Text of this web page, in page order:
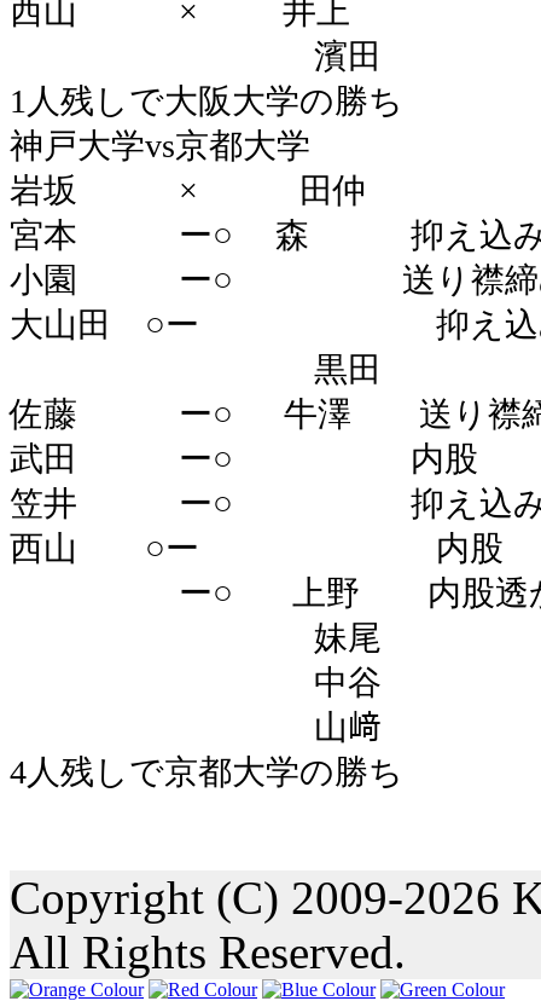
西山 × 井上
濱田
1人残しで大阪大学の勝ち
神戸大学vs京都大学
岩坂 × 田仲
宮本 ー○ 森 抑え込
小園 ー○ 送り襟締
大山田 ○ー 抑え込
黒田
佐藤 ー○ 牛澤 送り襟
武田 ー○ 内股
笠井 ー○ 抑え込
西山 ○ー 内股
ー○ 上野 内股透
妹尾
中谷
山﨑
4人残しで京都大学の勝ち
Copyright (C) 2009-2026
All Rights Reserved.